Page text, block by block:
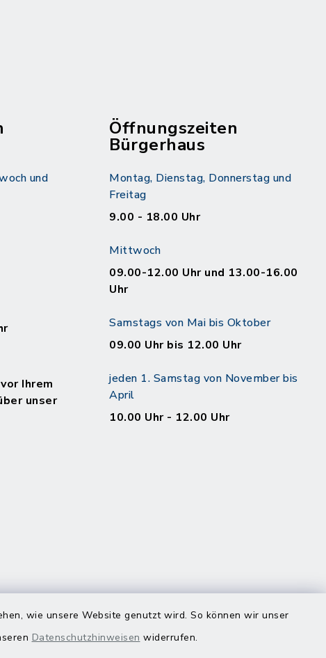
wie unsere Website genutzt wird. So können wir unser
Datenschutzhinweisen widerrufen.
und
Ihrem
unser
Öffnungszeiten
Bürgerhaus
Montag, Dienstag, Donnerstag und
Freitag
9.00 - 18.00 Uhr
Mittwoch
09.00-12.00 Uhr und 13.00-16.00
Uhr
Samstags von Mai bis Oktober
09.00 Uhr bis 12.00 Uhr
jeden 1. Samstag von November bis
April
10.00 Uhr - 12.00 Uhr